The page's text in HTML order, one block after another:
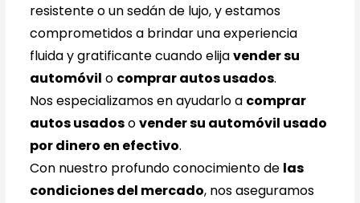
resistente o un sedán de lujo, y estamos
comprometidos a brindar una experiencia
fluida y gratificante cuando elijavender su
automóvil o comprar autos usados.
Nos especializamos en ayudarlo a comprar
autos usadosovender su automóvil usado
por dinero en efectivo.
Con nuestro profundo conocimiento de las
condiciones del mercado, nos aseguramos